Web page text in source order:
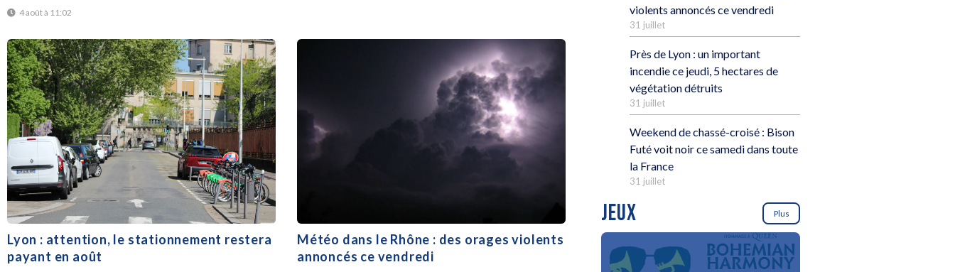
4 août à 11:02
Lyon : attention, le stationnement restera
payant en août
Météo dans le Rhône : des orages violents
annoncés ce vendredi
violents annoncés ce vendredi
31 juillet
Près de Lyon : un important
incendie ce jeudi, 5 hectares de
végétation détruits
31 juillet
Weekend de chassé-croisé : Bison
Futé voit noir ce samedi dans toute
la France
31 juillet
JEUX Plus